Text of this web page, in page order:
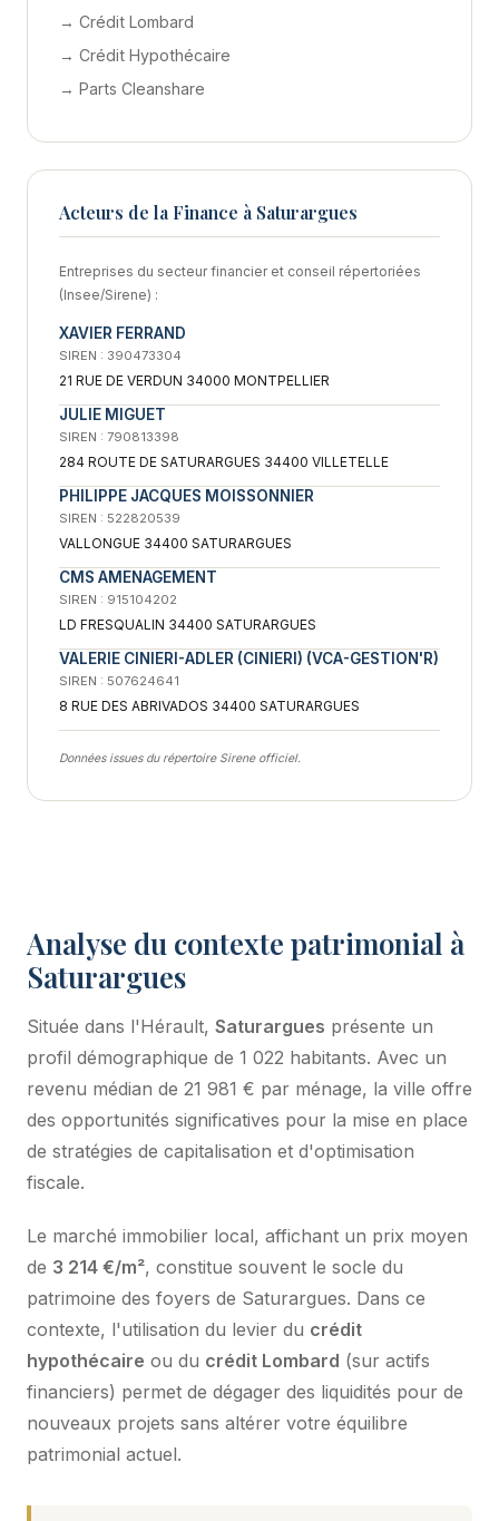
Analyse du contexte patrimonial à
Saturargues
Située dans l'Hérault, Saturargues présente un
profil démographique de 1 022 habitants. Avec un
revenu médian de 21 981 € par ménage, la ville offre
des opportunités significatives pour la mise en place
de stratégies de capitalisation et d'optimisation
fiscale.
Le marché immobilier local, affichant un prix moyen
de 3 214 €/m², constitue souvent le socle du
patrimoine des foyers de Saturargues. Dans ce
contexte, l'utilisation du levier du crédit
hypothécaire ou du crédit Lombard (sur actifs
financiers) permet de dégager des liquidités pour de
nouveaux projets sans altérer votre équilibre
patrimonial actuel.
→ Crédit Lombard
→ Crédit Hypothécaire
→ Parts Cleanshare
Acteurs de la Finance à Saturargues
Entreprises du secteur financier et conseil répertoriées
(Insee/Sirene) :
XAVIER FERRAND
SIREN : 390473304
21 RUE DE VERDUN 34000 MONTPELLIER
JULIE MIGUET
SIREN : 790813398
284 ROUTE DE SATURARGUES 34400 VILLETELLE
PHILIPPE JACQUES MOISSONNIER
SIREN : 522820539
VALLONGUE 34400 SATURARGUES
CMS AMENAGEMENT
SIREN : 915104202
LD FRESQUALIN 34400 SATURARGUES
VALERIE CINIERI-ADLER (CINIERI) (VCA-GESTION'R)
SIREN : 507624641
8 RUE DES ABRIVADOS 34400 SATURARGUES
Données issues du répertoire Sirene officiel.